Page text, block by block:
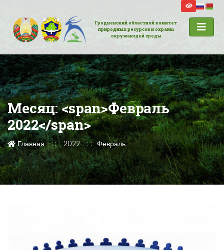
Гродненский областной комитет
природных ресурсов и охраны
окружающей среды
Месяц: <span>Февраль
2022</span>
Главная 2022 Февраль